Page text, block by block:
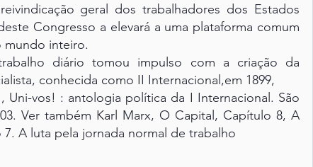
geral dos trabalhadores dos Estados
Congresso a elevará a uma plataforma comum
mundo inteiro.
diário tomou impulso com a criação da
conhecida como II Internacional,em 1899,
Uni-vos! : antologia política da I Internacional. São
Ver também Karl Marx, O Capital, Capítulo 8, A
A luta pela jornada normal de trabalho